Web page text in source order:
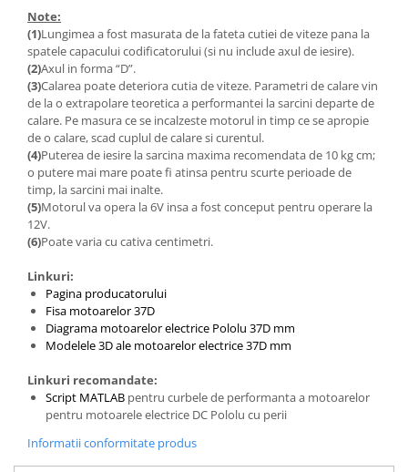
Junior Robotics
Carti
Junior Robotics
Lego Education
STEM Education
Ugears
Kit Fun
Kit Roboti
Cadouri
Puzzle mecanic Ugears
Organizator de chei Wunderkey
Constructor foto Mozabrick &
Qbrix
Puzzle lemn Cluebox
Jocuri de societate
Mecanice
Note:
(1)Lungimea a fost masurata de la fateta cutiei de viteze pana la
spatele capacului codificatorului (si nu include axul de iesire).
(2)Axul in forma “D”.
(3)Calarea poate deteriora cutia de viteze. Parametri de calare vin
de la o extrapolare teoretica a performantei la sarcini departe de
calare. Pe masura ce se incalzeste motorul in timp ce se apropie
de o calare, scad cuplul de calare si curentul.
(4)Puterea de iesire la sarcina maxima recomendata de 10 kg cm;
o putere mai mare poate fi atinsa pentru scurte perioade de
timp, la sarcini mai inalte.
(5)Motorul va opera la 6V insa a fost conceput pentru operare la
12V.
(6)Poate varia cu cativa centimetri.
Linkuri:
Pagina producatorului
Fisa motoarelor 37D
Diagrama motoarelor electrice Pololu 37D mm
Modelele 3D ale motoarelor electrice 37D mm
Linkuri recomandate:
Script MATLAB pentru curbele de performanta a motoarelor
pentru motoarele electrice DC Pololu cu perii
Informatii conformitate produs